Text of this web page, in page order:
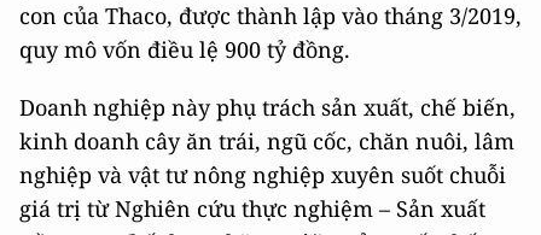
con của Thaco, được thành lập vào tháng 3/2019,
quy mô vốn điều lệ 900 tỷ đồng.
Doanh nghiệp này phụ trách sản xuất, chế biến,
kinh doanh cây ăn trái, ngũ cốc, chăn nuôi, lâm
nghiệp và vật tư nông nghiệp xuyên suốt chuỗi
giá trị từ Nghiên cứu thực nghiệm – Sản xuất